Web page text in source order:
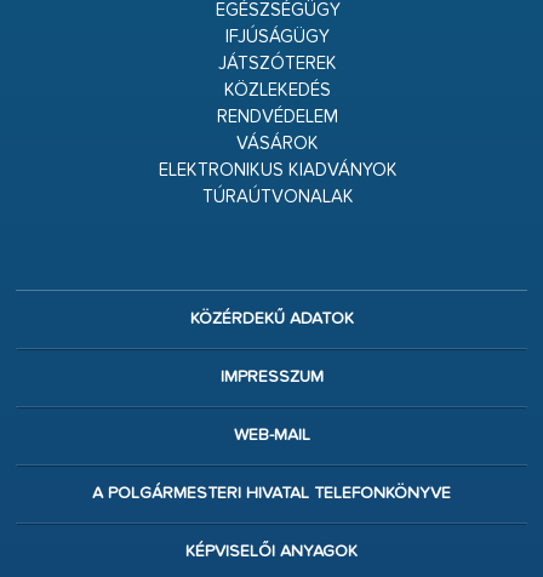
EGÉSZSÉGÜGY
IFJÚSÁGÜGY
JÁTSZÓTEREK
KÖZLEKEDÉS
RENDVÉDELEM
VÁSÁROK
ELEKTRONIKUS KIADVÁNYOK
TÚRAÚTVONALAK
KÖZÉRDEKŰ ADATOK
IMPRESSZUM
WEB-MAIL
A POLGÁRMESTERI HIVATAL TELEFONKÖNYVE
KÉPVISELŐI ANYAGOK